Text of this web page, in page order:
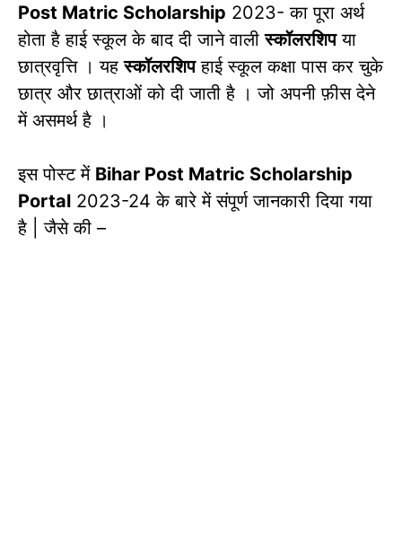
Post Matric Scholarship 2023- का पूरा अर्थ
होता है हाई स्कूल के बाद दी जाने वालीस्कॉलरशिपया
छात्रवृत्ति । यहस्कॉलरशिपहाई स्कूल कक्षा पास कर चुके
छात्र और छात्राओं को दी जाती है । जो अपनी फ़ीस देने
में असमर्थ है ।
इस पोस्ट में Bihar Post Matric Scholarship
Portal 2023-24 के बारे में संपूर्ण जानकारी दिया गया
है | जैसे की –